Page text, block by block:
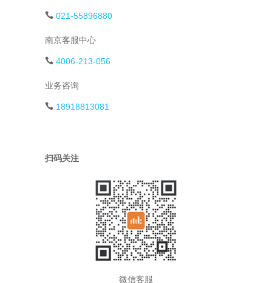
021-55896880
南京客服中心
4006-213-056
业务咨询
18918813081
扫码关注
微信客服